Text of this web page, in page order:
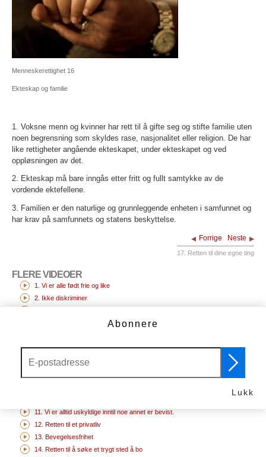
Menneskerettighet 16
Ekteskap og familie
1. Voksne menn og kvinner har rett til å gifte seg og stifte familie uten
noen begrensning som skyldes rase, nasjonalitet eller religion. De har
like rettigheter angående ekteskapet, under ekteskapet og ved
oppløsningen av det.
2. Ekteskap må bare inngås etter fritt og fullt samtykke av de
vordende ektefellene.
3. Familien er den naturlige og grunnleggende enheten i samfunnet og
har krav på samfunnets og statens beskyttelse.
Forrige Neste
17. Retten til dine egne ting
FLERE VIDEOER
1. Vi er alle født frie og like
2. Ikke diskriminer
6. Du har rettigheter uansett hvor du er
7. Vi er alle like for loven
11. Vi er alltid uskyldige inntil noe annet er bevist.
12. Retten til et privatliv
13. Bevegelsesfrihet
14. Retten til å søke et trygt sted å bo
Abonnere
Lukk